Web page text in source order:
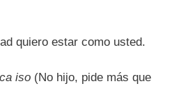
quiero estar como usted.
iso (No hijo, pide más que